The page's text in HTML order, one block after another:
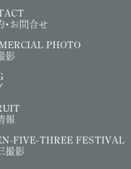
・お問合せ
PHOTO
影
報
FIVE-THREE FESTIVAL
撮影